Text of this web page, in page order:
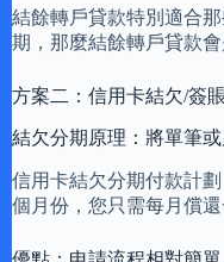
結餘轉戶貸款特別適合
期，那麼結餘轉戶貸款
方案二：信用卡結欠/簽
結欠分期原理：將單筆
信用卡結欠分期付款計
個月份，您只需每月償